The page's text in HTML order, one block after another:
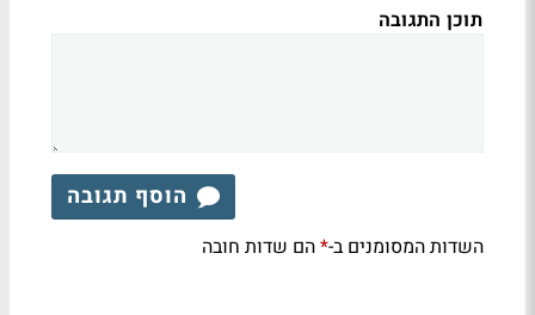
תוכן התגובה
הוסף תגובה
השדות המסומנים ב-*הם שדות חובה